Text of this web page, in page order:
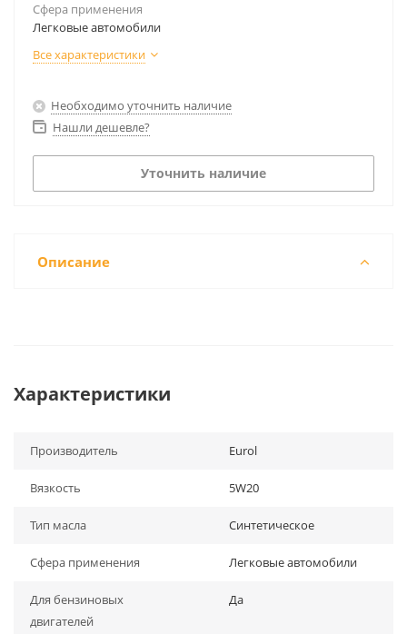
Сфера применения
Легковые автомобили
Все характеристики
Необходимо уточнить наличие
Нашли дешевле?
Уточнить наличие
Описание
Характеристики
Производитель Eurol
Вязкость 5W20
Тип масла Синтетическое
Сфера применения Легковые автомобили
Для бензиновых
двигателей
Да